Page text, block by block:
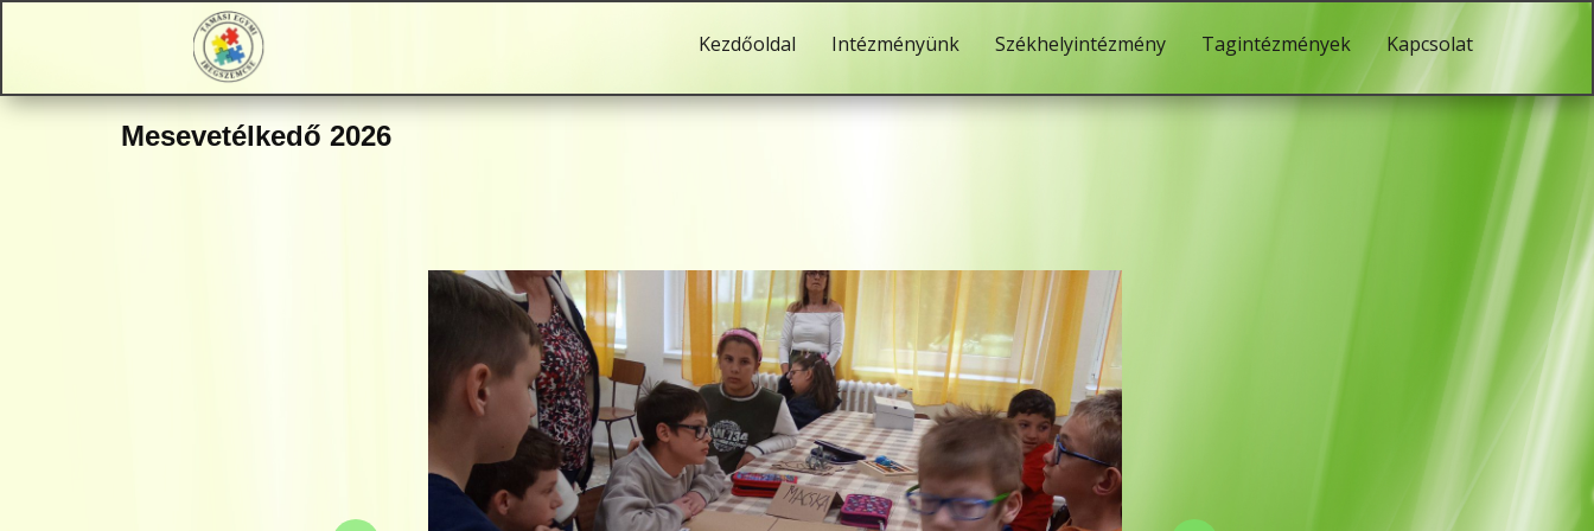
Kezdőoldal Intézményünk Székhelyintézmény Tagintézmények Kapcsolat
Mesevetélkedő 2026